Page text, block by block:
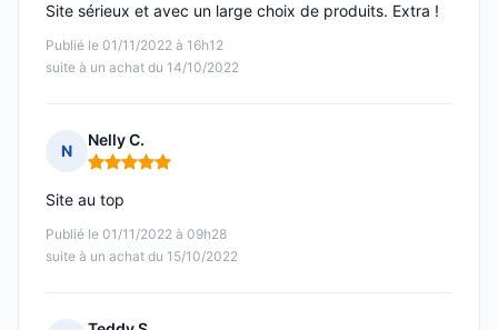
Publié le 01/11/2022 à 16h12
suite à un achat du 14/10/2022
Site sérieux et avec un large choix de produits. Extra !
N
Nelly C.
Note : 5 sur 5
Publié le 01/11/2022 à 09h28
suite à un achat du 15/10/2022
Site au top